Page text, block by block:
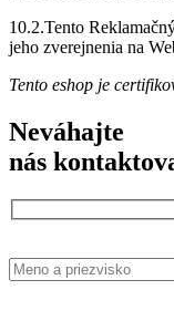
10.2.Tento
jeho zverejnenia na
Tento eshop je
Neváhajte
nás